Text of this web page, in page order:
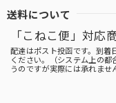
送料について
「こねこ便」対応
配達はポスト投函です。到着
ください。（システム上の
うのですが実際には承れませ